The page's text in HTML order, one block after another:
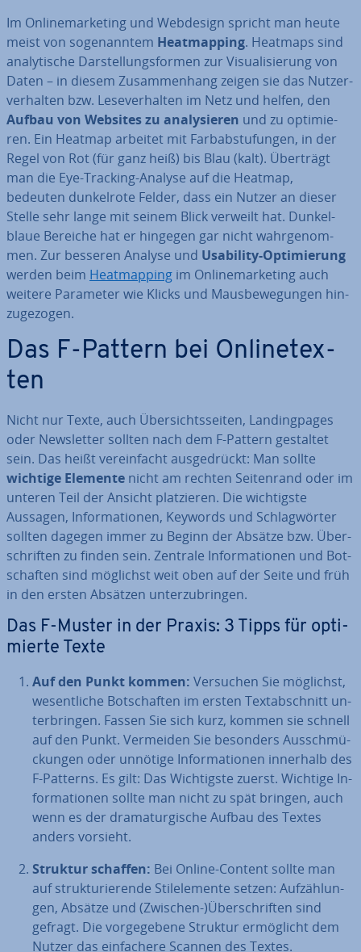
Im On­line­mar­ke­ting und Webdesign spricht man heute
meist von so­ge­nann­tem He­at­map­ping. Heatmaps sind
ana­ly­ti­sche Dar­stel­lungs­for­men zur Vi­sua­li­sie­rung von
Daten – in diesem Zu­sam­men­hang zeigen sie das Nut­zer­
ver­hal­ten bzw. Le­se­ver­hal­ten im Netz und helfen, den
Aufbau von Websites zu ana­ly­sie­ren und zu op­ti­mie­
ren. Ein Heatmap arbeitet mit Farb­ab­stu­fun­gen, in der
Regel von Rot (für ganz heiß) bis Blau (kalt). Überträgt
man die Eye-Tracking-Analyse auf die Heatmap,
bedeuten dun­kel­ro­te Felder, dass ein Nutzer an dieser
Stelle sehr lange mit seinem Blick verweilt hat. Dun­kel­
blaue Bereiche hat er hingegen gar nicht wahr­ge­nom­
men. Zur besseren Analyse und Usability-Op­ti­mie­rung
werden beim He­at­map­ping im On­line­mar­ke­ting auch
weitere Parameter wie Klicks und Maus­be­we­gun­gen hin­
zu­ge­zo­gen.
Das F-Pattern bei On­line­tex­
ten
Nicht nur Texte, auch Über­sichts­sei­ten, Landing­pa­ges
oder News­let­ter sollten nach dem F-Pattern gestaltet
sein. Das heißt ver­ein­facht aus­ge­drückt: Man sollte
wichtige Elemente nicht am rechten Sei­ten­rand oder im
unteren Teil der Ansicht plat­zie­ren. Die wich­tigs­te
Aussagen, In­for­ma­tio­nen, Keywords und Schlag­wör­ter
sollten dagegen immer zu Beginn der Absätze bzw. Über­
schrif­ten zu finden sein. Zentrale In­for­ma­tio­nen und Bot­
schaf­ten sind möglichst weit oben auf der Seite und früh
in den ersten Absätzen un­ter­zu­brin­gen.
Das F-Muster in der Praxis: 3 Tipps für op­ti­
mier­te Texte
Auf den Punkt kommen: Versuchen Sie möglichst,
we­sent­li­che Bot­schaf­ten im ersten Text­ab­schnitt un­
ter­brin­gen. Fassen Sie sich kurz, kommen sie schnell
auf den Punkt. Vermeiden Sie besonders Aus­schmü­
ckun­gen oder unnötige In­for­ma­tio­nen innerhalb des
F-Patterns. Es gilt: Das Wich­tigs­te zuerst. Wichtige In­
for­ma­tio­nen sollte man nicht zu spät bringen, auch
wenn es der dra­ma­tur­gi­sche Aufbau des Textes
anders vorsieht.
Struktur schaffen: Bei Online-Content sollte man
auf struk­tu­rie­ren­de Stil­ele­men­te setzen: Auf­zäh­lun­
gen, Absätze und (Zwischen-)Über­schrif­ten sind
gefragt. Die vor­ge­ge­be­ne Struktur er­mög­licht dem
Nutzer das ein­fa­che­re Scannen des Textes.